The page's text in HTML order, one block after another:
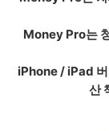
Money Pro는
iPhone / iPad
산